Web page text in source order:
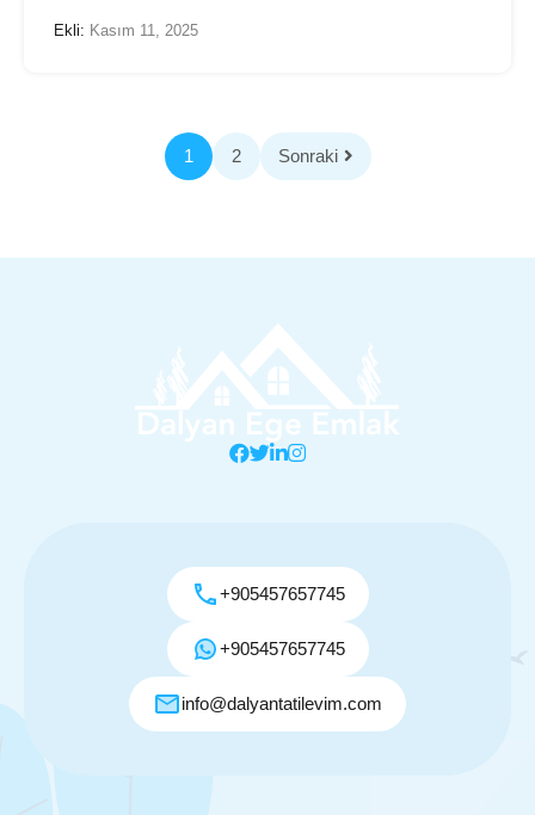
Ekli: Kasım 11, 2025
1 2 Sonraki
+905457657745
+905457657745
info@dalyantatilevim.com